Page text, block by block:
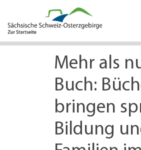
Hauptinhalt
Service
Mehr als
Buch:
bringen
Bildung